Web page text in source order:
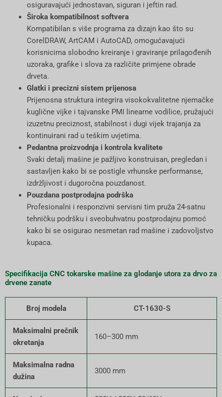
osiguravajući jednostavan, siguran i jeftin rad.
Široka kompatibilnost softvera
Kompatibilan s više programa za dizajn kao što su
CorelDRAW, ArtCAM i AutoCAD, omogućavajući
korisnicima slobodno kreiranje i graviranje prilagođenih
uzoraka, grafike i slova za različite primjene obrade
drveta.
Glatki i precizni sistem prijenosa
Prijenosna struktura integrira visokokvalitetne njemačke
kuglične vijke i tajvanske PMI linearne vodilice, pružajući
izuzetnu preciznost, stabilnost i dugi vijek trajanja za
kontinuirani rad u teškim uvjetima.
Pedantna proizvodnja i kontrola kvalitete
Svaki detalj mašine je pažljivo konstruisan, pregledan i
sastavljen kako bi se postigle vrhunske performanse,
izdržljivost i dugoročna pouzdanost.
Pouzdana postprodajna podrška
Profesionalni i responzivni servisni tim pruža 24-satnu
tehničku podršku i sveobuhvatnu postprodajnu pomoć
kako bi se osigurao nesmetan rad mašine i zadovoljstvo
kupaca.
Specifikacija CNC tokarske mašine za glodanje utora za drvo za
drvene zanate
Broj modela CT-1630-S
Maksimalni prečnik
okretanja
160–300 mm
Maksimalna radna
dužina
3000 mm